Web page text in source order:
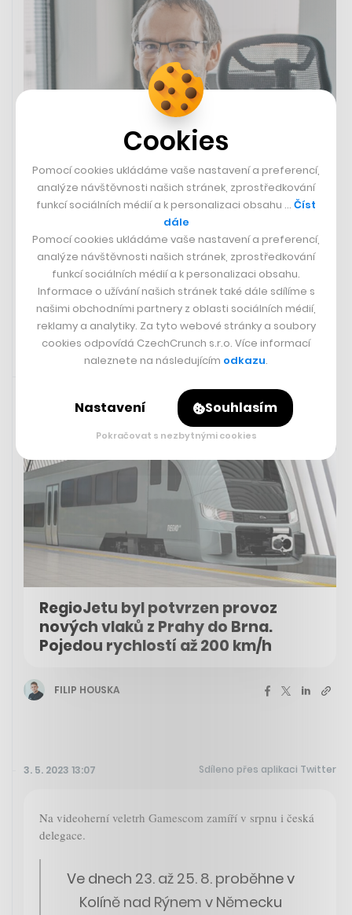
Nakladatelství Albatros buduje
konkurenci Knihobotu a Reknih.
Kupuje online antikvariát i prodejce
vinylů
MICHAL MANČAŘ
RegioJetu byl potvrzen provoz
nových vlaků z Prahy do Brna.
Pojedou rychlostí až 200 km/h
FILIP HOUSKA
3. 5. 2023 13:07 Sdíleno přes aplikaci Twitter
Na videoherní veletrh Gamescom zamíří v srpnu i česká
delegace.
Ve dnech 23. až 25. 8. proběhne v
Kolíně nad Rýnem v Německu
Cookies
Pomocí cookies ukládáme vaše nastavení a preferencí,
analýze návštěvnosti našich stránek, zprostředkování
funkcí sociálních médií a k personalizaci obsahu … Číst
dále
Pomocí cookies ukládáme vaše nastavení a preferencí,
analýze návštěvnosti našich stránek, zprostředkování
funkcí sociálních médií a k personalizaci obsahu.
Informace o užívání našich stránek také dále sdílíme s
našimi obchodními partnery z oblasti sociálních médií,
reklamy a analytiky. Za tyto webové stránky a soubory
cookies odpovídá CzechCrunch s.r.o. Více informací
naleznete na následujícím odkazu.
Nastavení Souhlasím
Pokračovat s nezbytnými cookies